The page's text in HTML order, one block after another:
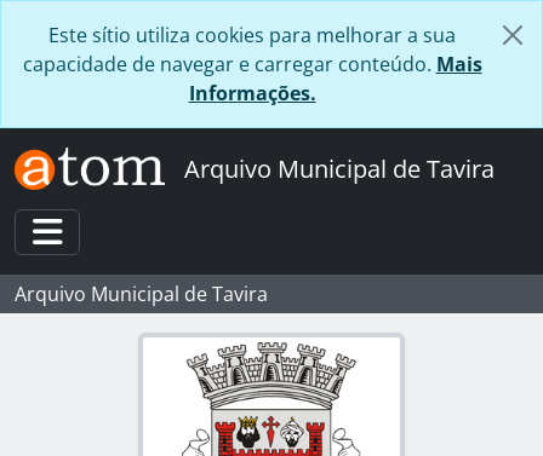
Este sítio utiliza cookies para melhorar a sua
capacidade de navegar e carregar conteúdo. Mais
Informações.
Arquivo Municipal de Tavira
Toggle navigation
Arquivo Municipal de Tavira